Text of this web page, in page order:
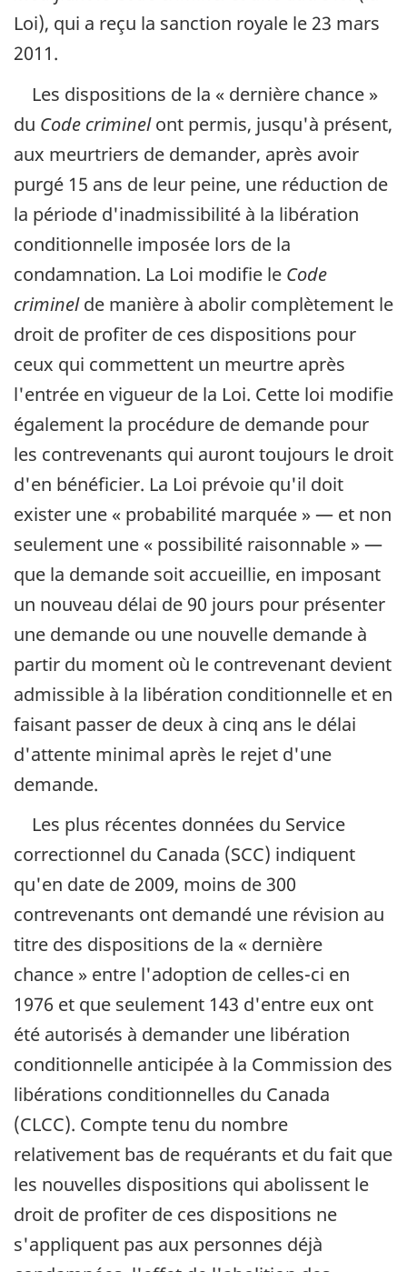
Loi), qui a reçu la sanction royale le 23 mars
2011.
Les dispositions de la « dernière chance »
du Code criminelont permis, jusqu'à présent,
aux meurtriers de demander, après avoir
purgé 15 ans de leur peine, une réduction de
la période d'inadmissibilité à la libération
conditionnelle imposée lors de la
condamnation. La Loi modifie le Code
criminelde manière à abolir complètement le
droit de profiter de ces dispositions pour
ceux qui commettent un meurtre après
l'entrée en vigueur de la Loi. Cette loi modifie
également la procédure de demande pour
les contrevenants qui auront toujours le droit
d'en bénéficier. La Loi prévoie qu'il doit
exister une « probabilité marquée » — et non
seulement une « possibilité raisonnable » —
que la demande soit accueillie, en imposant
un nouveau délai de 90 jours pour présenter
une demande ou une nouvelle demande à
partir du moment où le contrevenant devient
admissible à la libération conditionnelle et en
faisant passer de deux à cinq ans le délai
d'attente minimal après le rejet d'une
demande.
Les plus récentes données du Service
correctionnel du Canada (SCC) indiquent
qu'en date de 2009, moins de 300
contrevenants ont demandé une révision au
titre des dispositions de la « dernière
chance » entre l'adoption de celles-ci en
1976 et que seulement 143 d'entre eux ont
été autorisés à demander une libération
conditionnelle anticipée à la Commission des
libérations conditionnelles du Canada
(CLCC). Compte tenu du nombre
relativement bas de requérants et du fait que
les nouvelles dispositions qui abolissent le
droit de profiter de ces dispositions ne
s'appliquent pas aux personnes déjà